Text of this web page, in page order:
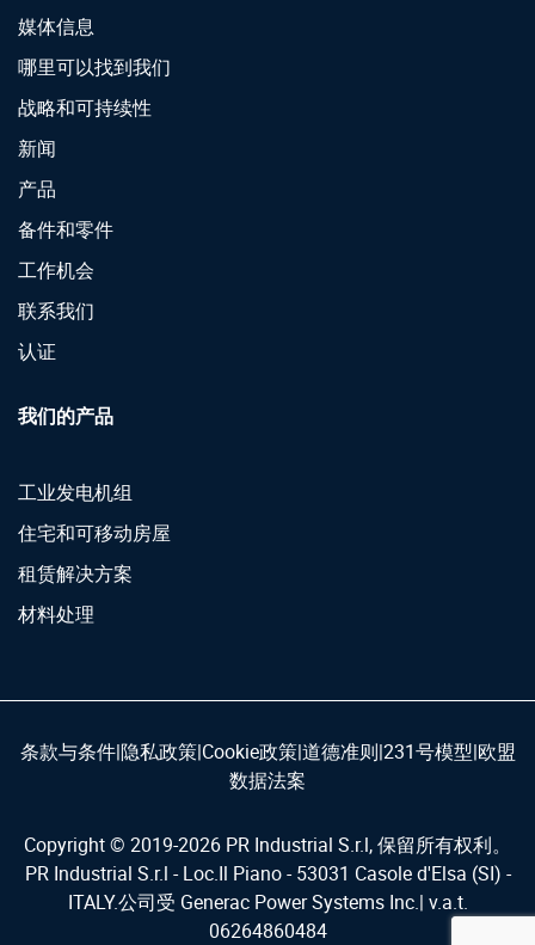
媒体信息
哪里可以找到我们
战略和可持续性
新闻
产品
备件和零件
工作机会
联系我们
认证
我们的产品
工业发电机组
住宅和可移动房屋
租赁解决方案
材料处理
条款与条件|隐私政策|Cookie政策|道德准则|231号模型|欧盟
数据法案
Copyright © 2019-2026 PR Industrial S.r.l, 保留所有权利。
PR Industrial S.r.l - Loc.Il Piano - 53031 Casole d'Elsa (SI) -
ITALY.公司受 Generac Power Systems Inc.| v.a.t.
06264860484